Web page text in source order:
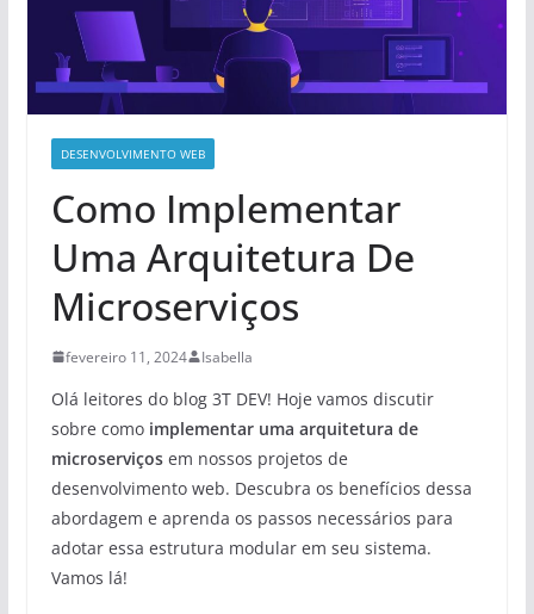
DESENVOLVIMENTO WEB
Como Implementar
Uma Arquitetura De
Microserviços
fevereiro 11, 2024 Isabella
Olá leitores do blog 3T DEV! Hoje vamos discutir
sobre como implementar uma arquitetura de
microserviçosem nossos projetos de
desenvolvimento web. Descubra os benefícios dessa
abordagem e aprenda os passos necessários para
adotar essa estrutura modular em seu sistema.
Vamos lá!